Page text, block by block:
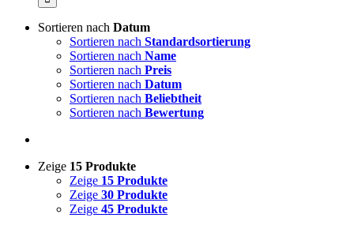
Sortieren nach Datum
Sortieren nach Standardsortierung
Sortieren nach Name
Sortieren nach Preis
Sortieren nach Datum
Sortieren nach Beliebtheit
Sortieren nach Bewertung
Zeige 15 Produkte
Zeige 15 Produkte
Zeige 30 Produkte
Zeige 45 Produkte